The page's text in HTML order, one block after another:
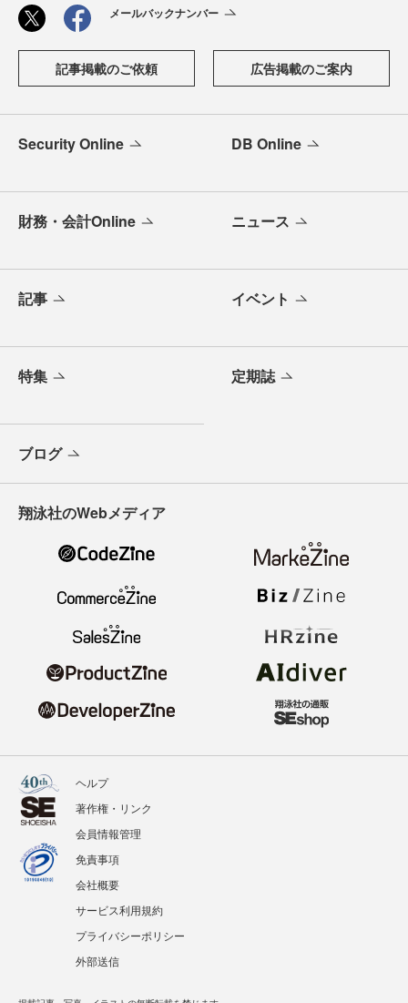
メールバックナンバー
記事掲載のご依頼 広告掲載のご案内
Security Online DB Online
財務・会計Online ニュース
記事 イベント
特集 定期誌
ブログ
翔泳社のWebメディア
ヘルプ
著作権・リンク
会員情報管理
免責事項
会社概要
サービス利用規約
プライバシーポリシー
外部送信